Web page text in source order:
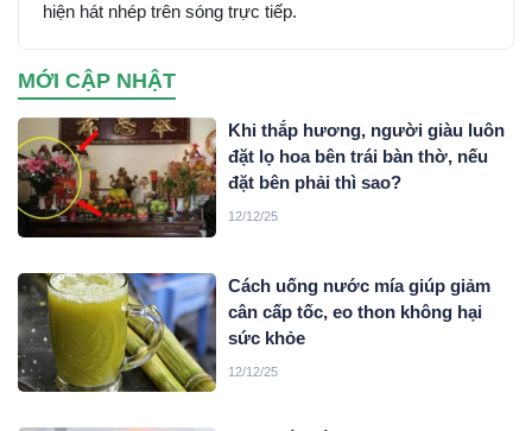
hiện hát nhép trên sóng trực tiếp.
MỚI CẬP NHẬT
Khi thắp hương, người giàu luôn
đặt lọ hoa bên trái bàn thờ, nếu
đặt bên phải thì sao?
12/12/25
Cách uống nước mía giúp giảm
cân cấp tốc, eo thon không hại
sức khỏe
12/12/25